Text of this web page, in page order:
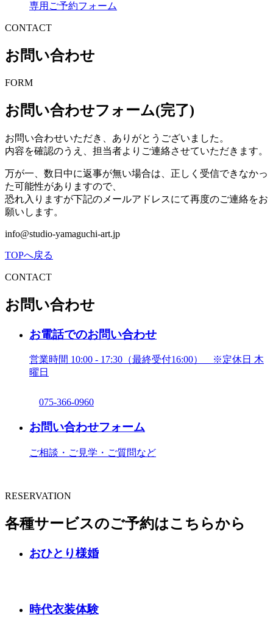
専用ご予約フォーム
CONTACT
お問い合わせ
FORM
お問い合わせフォーム(完了)
お問い合わせいただき、ありがとうございました。
内容を確認のうえ、担当者よりご連絡させていただきます。
万が一、数日中に返事が無い場合は、正しく受信できなかっ
た可能性がありますので、
恐れ入りますが下記のメールアドレスにて再度のご連絡をお
願いします。
info@studio-yamaguchi-art.jp
TOPへ戻る
CONTACT
お問い合わせ
お電話でのお問い合わせ
営業時間 10:00 - 17:30（最終受付16:00）
※定休日 木
曜日
075-366-0960
お問い合わせフォーム
ご相談・ご見学・ご質問など
RESERVATION
各種サービスのご予約はこちらから
おひとり様婚
時代衣装体験